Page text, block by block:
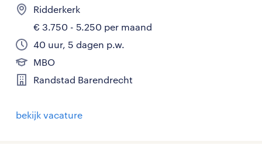
Ridderkerk
€ 3.750 - 5.250 per maand
40 uur, 5 dagen p.w.
MBO
Randstad Barendrecht
bekijk vacature